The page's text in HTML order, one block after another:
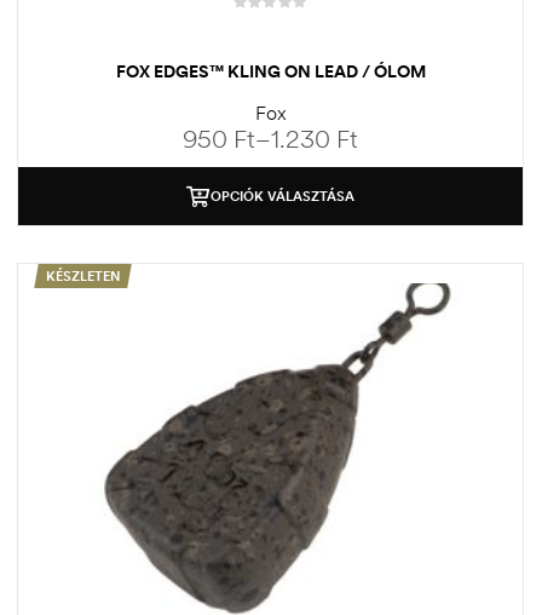
FOX EDGES™ KLING ON LEAD / ÓLOM
Fox
950 Ft–1.230 Ft
OPCIÓK VÁLASZTÁSA
KÉSZLETEN